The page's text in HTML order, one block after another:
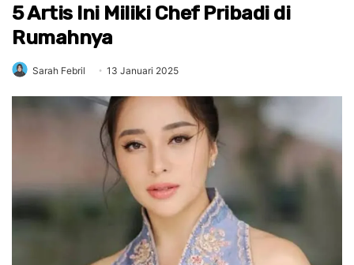
5 Artis Ini Miliki Chef Pribadi di
Rumahnya
Sarah Febril 13 Januari 2025